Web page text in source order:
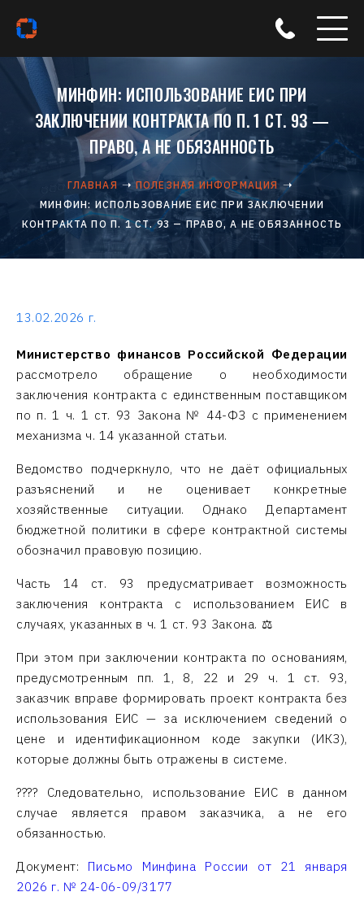
МИНФИН: ИСПОЛЬЗОВАНИЕ ЕИС ПРИ
ЗАКЛЮЧЕНИИ КОНТРАКТА ПО П. 1 СТ. 93 —
ПРАВО, А НЕ ОБЯЗАННОСТЬ
ГЛАВНАЯ
ПОЛЕЗНАЯ ИНФОРМАЦИЯ
МИНФИН: ИСПОЛЬЗОВАНИЕ ЕИС ПРИ ЗАКЛЮЧЕНИИ
КОНТРАКТА ПО П. 1 СТ. 93 — ПРАВО, А НЕ ОБЯЗАННОСТЬ
13.02.2026 г.
Министерство финансов Российской Федерации
рассмотрело обращение о необходимости
заключения контракта с единственным поставщиком
по п. 1 ч. 1 ст. 93 Закона № 44-ФЗ с применением
механизма ч. 14 указанной статьи.
Ведомство подчеркнуло, что не даёт официальных
разъяснений и не оценивает конкретные
хозяйственные ситуации. Однако Департамент
бюджетной политики в сфере контрактной системы
обозначил правовую позицию.
Часть 14 ст. 93 предусматривает возможность
заключения контракта с использованием ЕИС в
случаях, указанных в ч. 1 ст. 93 Закона. ⚖️
При этом при заключении контракта по основаниям,
предусмотренным пп. 1, 8, 22 и 29 ч. 1 ст. 93,
заказчик вправе формировать проект контракта без
использования ЕИС — за исключением сведений о
цене и идентификационном коде закупки (ИКЗ),
которые должны быть отражены в системе.
???? Следовательно, использование ЕИС в данном
случае является правом заказчика, а не его
обязанностью.
Документ: Письмо Минфина России от 21 января
2026 г. № 24-06-09/3177